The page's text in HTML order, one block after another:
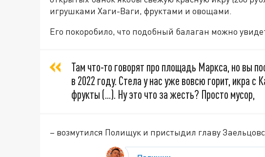
игрушками Хаги-Ваги, фруктами и овощами.
Его покоробило, что подобный балаган можно
Там что-то говорят про площадь Маркса, но вы
в 2022 году. Стела у нас уже вовсю горит, икра с
фрукты (...). Ну это что за жесть? Просто мусор,
– возмутился Полищук и пристыдил главу